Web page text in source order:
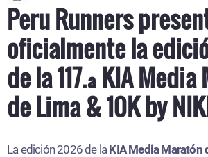
Peru Runners
oficialmente la
de la 117.ª KIA
de Lima & 10K by
La edición 2026 de laKIA Media Maratón